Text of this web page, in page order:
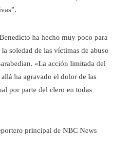
ha hecho muy poco para
soledad de las víctimas de abuso
«La acción limitada del
ha agravado el dolor de las
por parte del clero en todas
principal de NBC News